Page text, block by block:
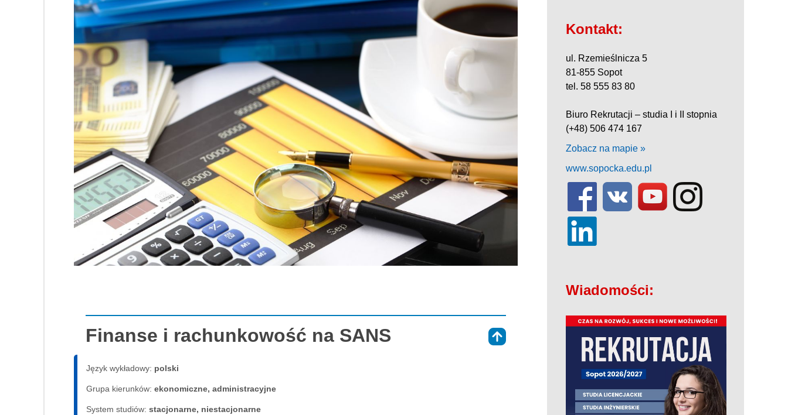
Finanse i rachunkowość na SANS
Język wykładowy: polski
Grupa kierunków: ekonomiczne, administracyjne
System studiów: sta­cjo­nar­ne, nie­sta­cjo­nar­ne
Kontakt:
ul. Rzemieślnicza 5
81-855 Sopot
tel. 58 555 83 80
Biuro Rekrutacji – studia I i II stopnia
(+48) 506 474 167
Zobacz na mapie »
www.sopocka.edu.pl
Wiadomości: